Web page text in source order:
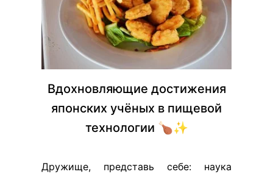
Вдохновляющие достижения
японских учёных в пищевой
технологии 🍗✨
Дружище, представь себе: наука